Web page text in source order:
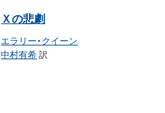
Ｘの悲劇
エラリー・クイーン
中村有希訳